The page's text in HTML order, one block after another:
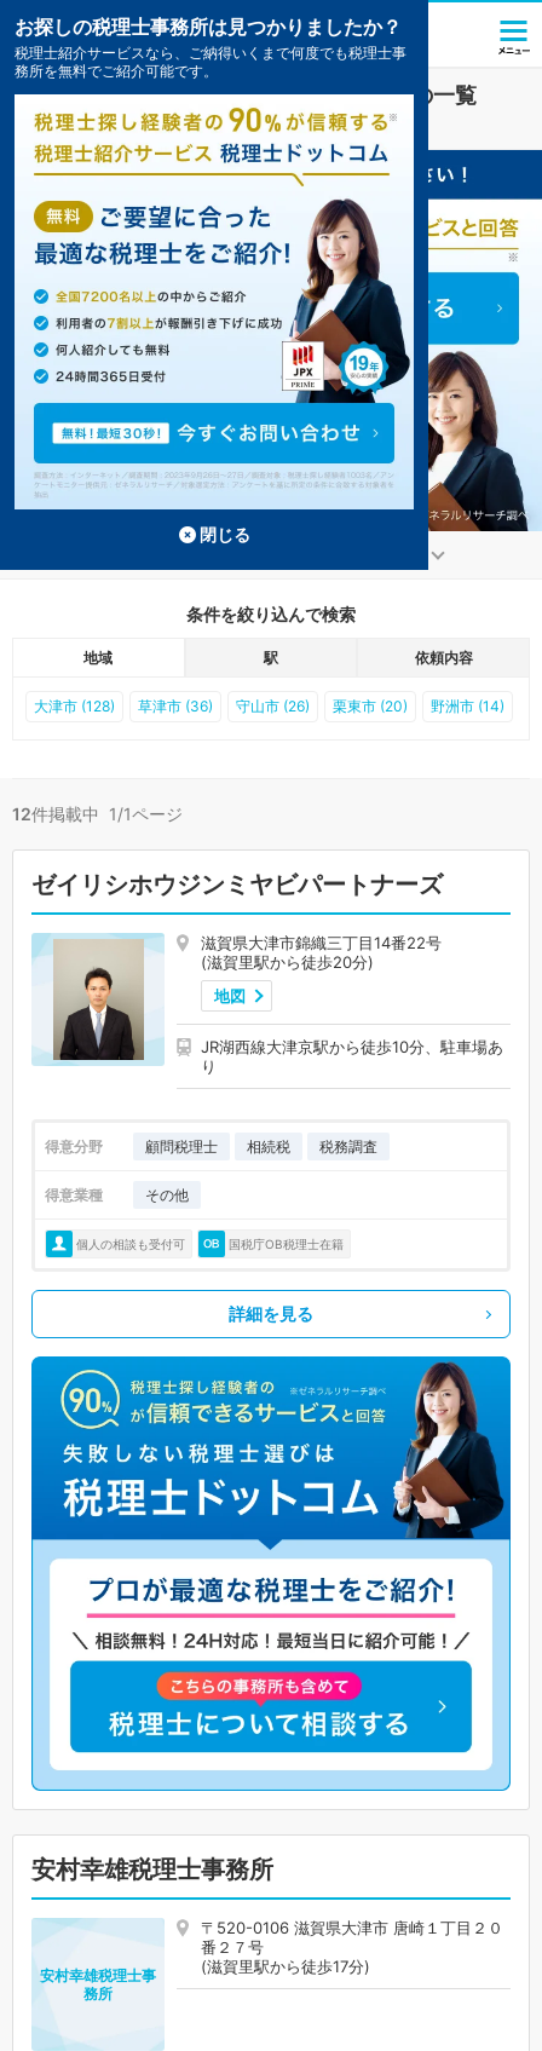
滋賀里駅(滋賀県)の税理士・会計事務所の一覧
12件掲載中
条件を絞り込んで検索
地域 駅 依頼内容
大津市 (128) 草津市 (36) 守山市 (26) 栗東市 (20) 野洲市 (14)
12件掲載中 1/1ページ
ゼイリシホウジンミヤビパートナーズ
滋賀県大津市錦織三丁目14番22号
(滋賀里駅から徒歩20分)
地図
JR湖西線大津京駅から徒歩10分、駐車場あ
り
得意分野 顧問税理士 相続税 税務調査
得意業種 その他
個人の相談も受付可 国税庁OB税理士在籍
詳細を見る
安村幸雄税理士事務所
〒520-0106 滋賀県大津市 唐崎１丁目２０
番２７号
(滋賀里駅から徒歩17分)
安村幸雄税理士事
務所
お探しの税理士事務所は見つかりましたか？
税理士紹介サービスなら、ご納得いくまで何度でも税理士事
務所を無料でご紹介可能です。
閉じる